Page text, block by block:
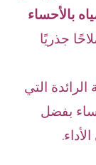
بالأحساء
جذريًا
الرائدة التي
بفضل